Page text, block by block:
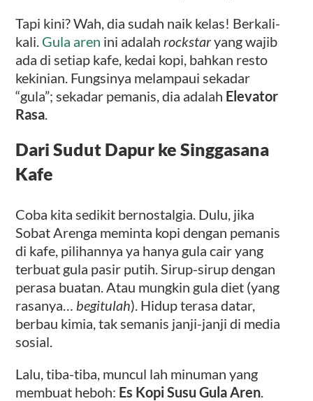
Tapi kini? Wah, dia sudah naik kelas! Berkali-
kali. Gula aren ini adalah rockstaryang wajib
ada di setiap kafe, kedai kopi, bahkan resto
kekinian. Fungsinya melampaui sekadar
“gula”; sekadar pemanis, dia adalah Elevator
Rasa
Dari Sudut Dapur ke Singgasana
Kafe
Coba kita sedikit bernostalgia. Dulu, jika
Sobat Arenga meminta kopi dengan pemanis
di kafe, pilihannya ya hanya gula cair yang
terbuat gula pasir putih. Sirup-sirup dengan
perasa buatan. Atau mungkin gula diet (yang
rasanya… begitulah). Hidup terasa datar,
berbau kimia, tak semanis janji-janji di media
sosial.
Lalu, tiba-tiba, muncul lah minuman yang
membuat heboh: Es Kopi Susu Gula Aren.